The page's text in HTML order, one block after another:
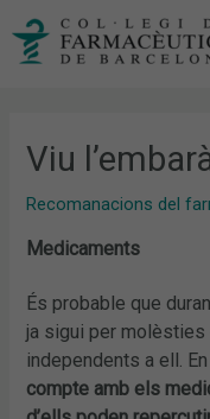
Viu
Recomanacions del
Medicaments
És probable que
ja sigui per molèsties
independents a ell.
compte amb els